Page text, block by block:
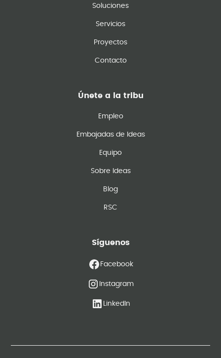
Soluciones
Servicios
Proyectos
Contacto
Únete a la tribu
Empleo
Embajadas de Ideas
Equipo
Sobre Ideas
Blog
RSC
Síguenos
Facebook
Instagram
LinkedIn